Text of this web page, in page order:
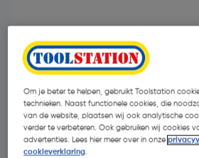
Om je beter te helpen, gebruikt Toolstation
technieken. Naast functionele cookies, die
van de website, plaatsen wij ook analytische
verder te verbeteren. Ook gebruiken wij cookies
advertenties. Lees hier meer over in onze
cookieverklaring.